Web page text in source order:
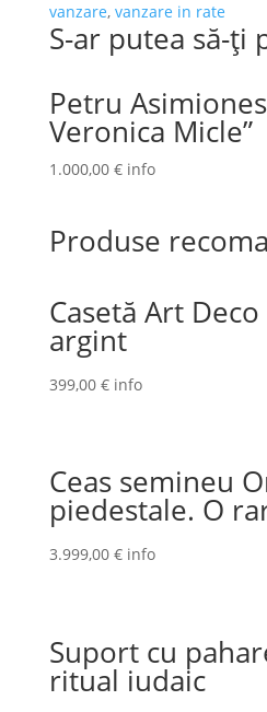
vanzare, vanzare in rate
S-ar putea să-ți
Petru
Veronica Micle”
1.000,00 € info
Produse
Casetă Art
argint
399,00 € info
Ceas semineu
piedestale. O
3.999,00 € info
Suport cu
ritual iudaic